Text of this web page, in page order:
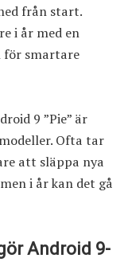
från start.
i år med en
för smartare
9 ”Pie” är
Ofta tar
att släppa nya
i år kan det gå
Android 9-